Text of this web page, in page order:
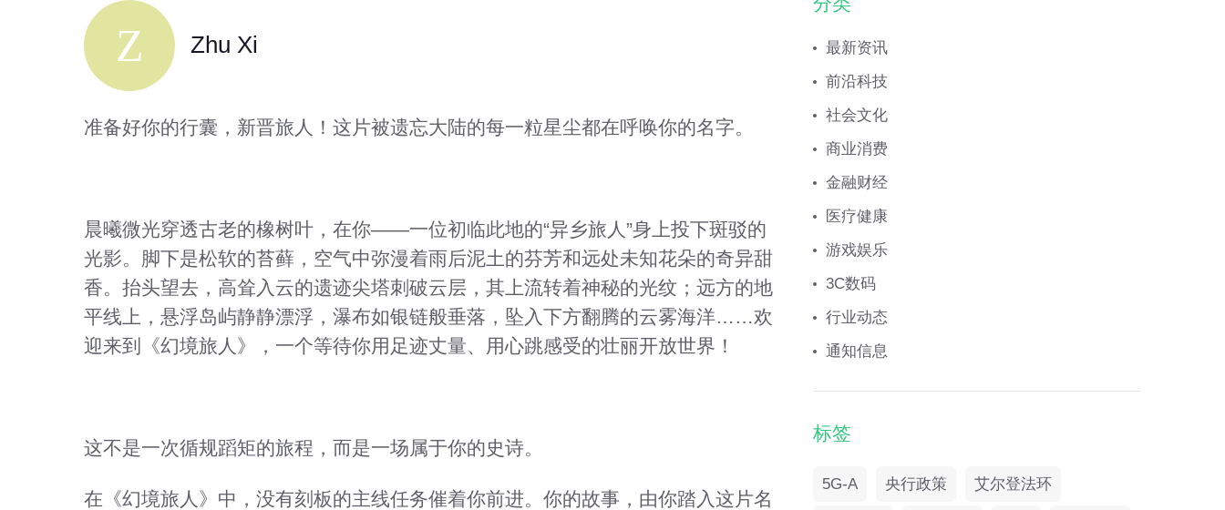
Zhu Xi
准备好你的行囊，新晋旅人！这片被遗忘大陆的每一粒星尘都在呼唤你的名字。
晨曦微光穿透古老的橡树叶，在你——一位初临此地的“异乡旅人”身上投下斑驳的
光影。脚下是松软的苔藓，空气中弥漫着雨后泥土的芬芳和远处未知花朵的奇异甜
香。抬头望去，高耸入云的遗迹尖塔刺破云层，其上流转着神秘的光纹；远方的地
平线上，悬浮岛屿静静漂浮，瀑布如银链般垂落，坠入下方翻腾的云雾海洋……欢
迎来到《幻境旅人》，一个等待你用足迹丈量、用心跳感受的壮丽开放世界！
这不是一次循规蹈矩的旅程，而是一场属于你的史诗。
在《幻境旅人》中，没有刻板的主线任务催着你前进。你的故事，由你踏入这片名
最新资讯
前沿科技
社会文化
商业消费
金融财经
医疗健康
游戏娱乐
3C数码
行业动态
通知信息
标签
5G-A 央行政策 艾尔登法环